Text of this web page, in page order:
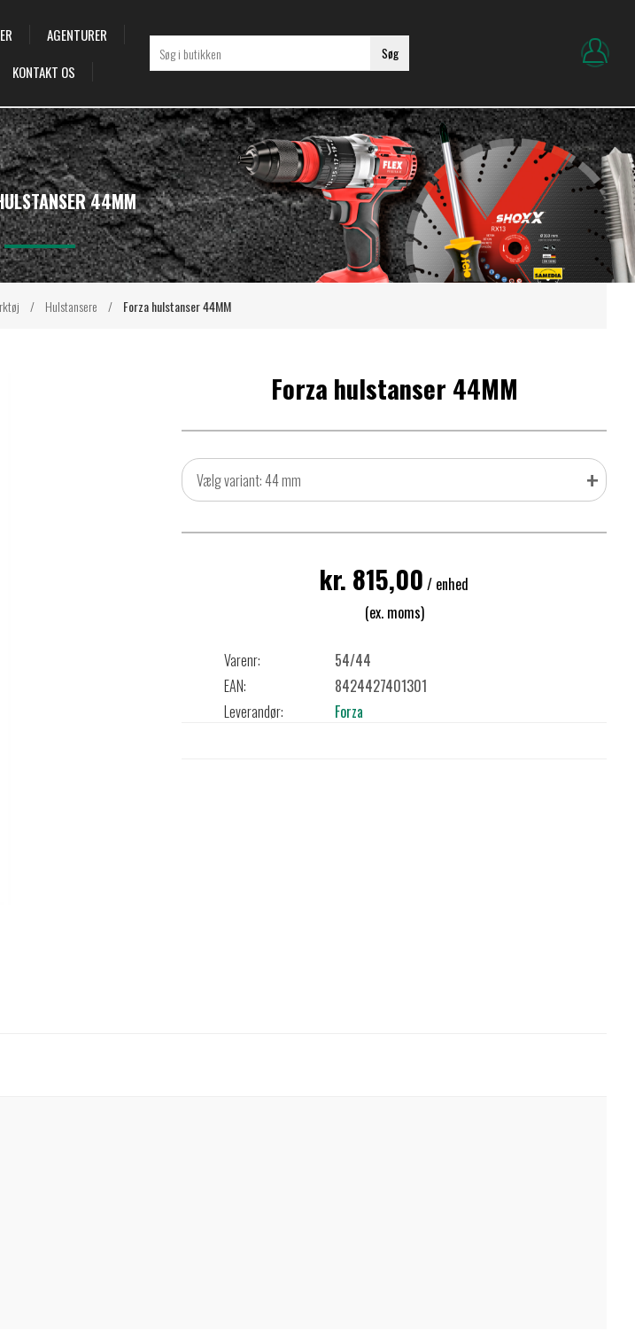
AGENTURER
KONTAKT OS
Søg
/ Hulstansere / Forza hulstanser 44MM
44MM
Forza hulstanser 44MM
Vælg variant: 44 mm +
kr. 815,00 / enhed
(ex. moms)
Varenr:
54/44
EAN:
8424427401301
Leverandør:
Forza